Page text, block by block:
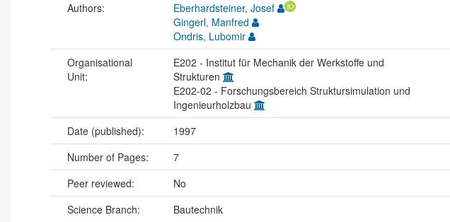
Authors:
Eberhardsteiner, Josef
Gingerl, Manfred
Ondris, Lubomir
Organisational
Unit:
E202 - Institut für Mechanik der Werkstoffe und
Strukturen
E202-02 - Forschungsbereich Struktursimulation und
Ingenieurholzbau
Date (published): 1997
Number of Pages:
7
Peer reviewed:
No
Science Branch:
Bautechnik